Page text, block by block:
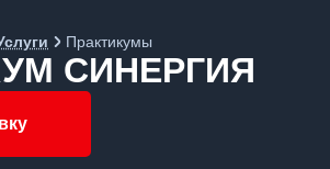
Практикумы
СИНЕРГИЯ